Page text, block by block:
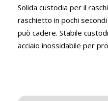
Solida custodia per il
raschietto in pochi secondi
può cadere. Stabile
acciaio inossidabile per